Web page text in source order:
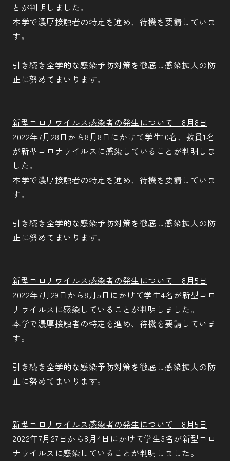
とが判明しました。
本学で濃厚接触者の特定を進め、待機を要請していま
す。
引き続き全学的な感染予防対策を徹底し感染拡大の防
止に努めてまいります。
新型コロナウイルス感染者の発生について 8月8日
2022年7月28日から8月8日にかけて学生10名、教員1名
が新型コロナウイルスに感染していることが判明しま
した。
本学で濃厚接触者の特定を進め、待機を要請していま
す。
引き続き全学的な感染予防対策を徹底し感染拡大の防
止に努めてまいります。
新型コロナウイルス感染者の発生について 8月5日
2022年7月29日から8月5日にかけて学生4名が新型コロ
ナウイルスに感染していることが判明しました。
本学で濃厚接触者の特定を進め、待機を要請していま
す。
引き続き全学的な感染予防対策を徹底し感染拡大の防
止に努めてまいります。
新型コロナウイルス感染者の発生について 8月5日
2022年7月27日から8月4日にかけて学生3名が新型コロ
ナウイルスに感染していることが判明しました。